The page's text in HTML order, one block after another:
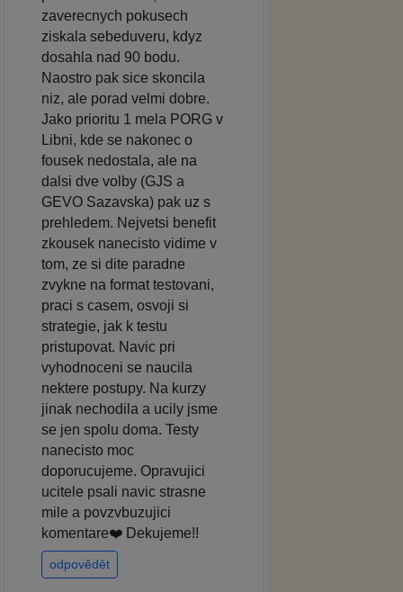
zaverecnych pokusech
ziskala sebeduveru, kdyz
dosahla nad 90 bodu.
Naostro pak sice skoncila
niz, ale porad velmi dobre.
Jako prioritu 1 mela PORG v
Libni, kde se nakonec o
fousek nedostala, ale na
dalsi dve volby (GJS a
GEVO Sazavska) pak uz s
prehledem. Nejvetsi benefit
zkousek nanecisto vidime v
tom, ze si dite paradne
zvykne na format testovani,
praci s casem, osvoji si
strategie, jak k testu
pristupovat. Navic pri
vyhodnoceni se naucila
nektere postupy. Na kurzy
jinak nechodila a ucily jsme
se jen spolu doma. Testy
nanecisto moc
doporucujeme. Opravujici
ucitele psali navic strasne
mile a povzvbuzujici
komentare❤️ Dekujeme!!
odpovědět